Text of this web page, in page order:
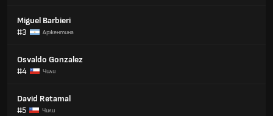
Miguel Barbieri
#3
Аржентина
Osvaldo Gonzalez
#4
Чили
David Retamal
#5
Чили